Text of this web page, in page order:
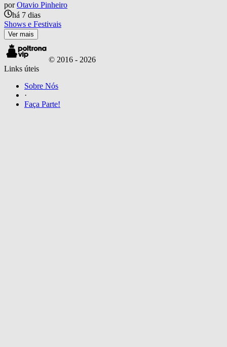
por Otavio Pinheiro
há 7 dias
Shows e Festivais
Ver mais
© 2016 - 2026
Links úteis
Sobre Nós
·
Faça Parte!